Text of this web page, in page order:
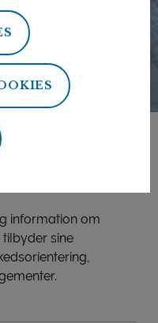
information om
sine